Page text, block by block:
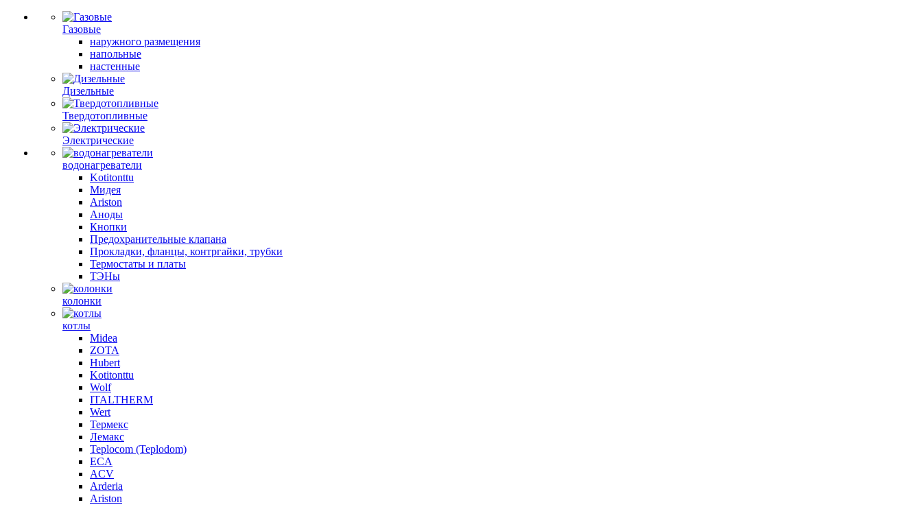
Газовые
наружного размещения
напольные
настенные
Дизельные
Твердотопливные
Электрические
водонагреватели
Kotitonttu
Мидея
Ariston
Аноды
Кнопки
Предохранительные клапана
Прокладки, фланцы, контргайки, трубки
Термостаты и платы
ТЭНы
колонки
котлы
Midea
ZOTA
Hubert
Kotitonttu
Wolf
ITALTHERM
Wert
Термекс
Лемакс
Teplocom (Teplodom)
ECA
ACV
Arderia
Ariston